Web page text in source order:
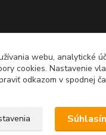
webu, analytické
cookies. Nastavenie
odkazom v spodnej